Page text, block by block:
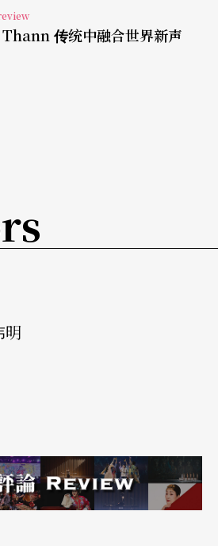
协奏曲般的王者霸气，对于
而言，都是极为过瘾的音乐
传统中融合世界新声
明